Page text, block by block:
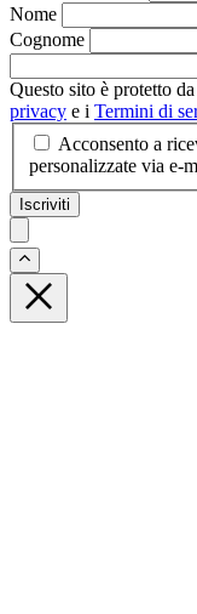
Nome
Cognome
Questo sito è protetto
privacy e i Termini di
Acconsento a
personalizzate via e-
Iscriviti